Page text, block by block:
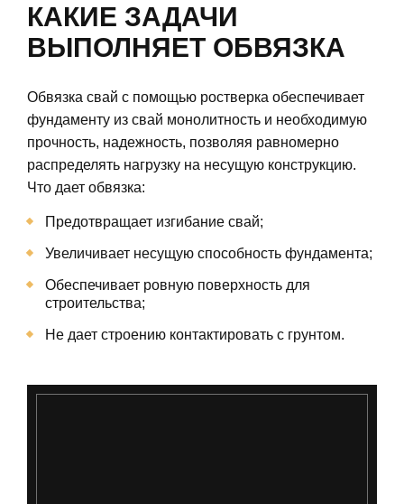
КАКИЕ ЗАДАЧИ
ВЫПОЛНЯЕТ ОБВЯЗКА
Обвязка свай с помощью ростверка обеспечивает
фундаменту из свай монолитность и необходимую
прочность, надежность, позволяя равномерно
распределять нагрузку на несущую конструкцию.
Что дает обвязка:
Предотвращает изгибание свай;
Увеличивает несущую способность фундамента;
Обеспечивает ровную поверхность для
строительства;
Не дает строению контактировать с грунтом.